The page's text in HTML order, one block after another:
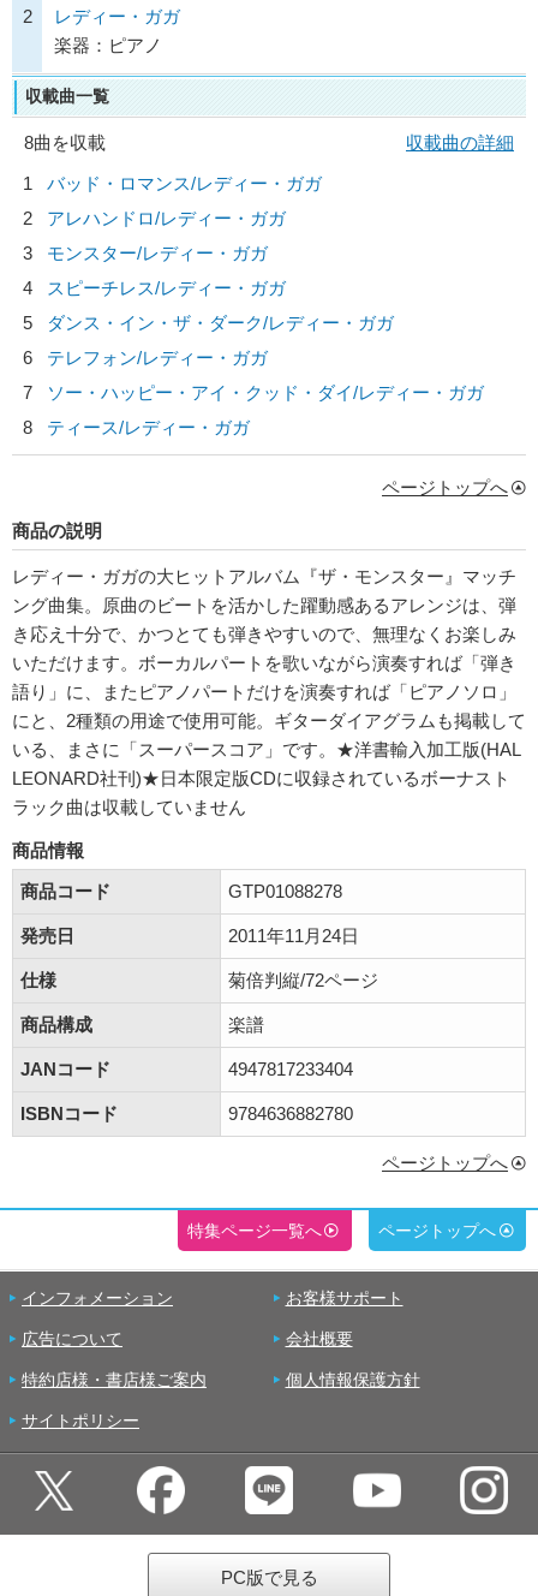
2
レディー・ガガ
楽器：ピアノ
収載曲一覧
8曲を収載
収載曲の詳細
1
バッド・ロマンス/レディー・ガガ
2
アレハンドロ/レディー・ガガ
3
モンスター/レディー・ガガ
4
スピーチレス/レディー・ガガ
5
ダンス・イン・ザ・ダーク/レディー・ガガ
6
テレフォン/レディー・ガガ
7
ソー・ハッピー・アイ・クッド・ダイ/レディー・ガガ
8
ティース/レディー・ガガ
ページトップへ
商品の説明
レディー・ガガの大ヒットアルバム『ザ・モンスター』マッチ
ング曲集。原曲のビートを活かした躍動感あるアレンジは、弾
き応え十分で、かつとても弾きやすいので、無理なくお楽しみ
いただけます。ボーカルパートを歌いながら演奏すれば「弾き
語り」に、またピアノパートだけを演奏すれば「ピアノソロ」
にと、2種類の用途で使用可能。ギターダイアグラムも掲載して
いる、まさに「スーパースコア」です。★洋書輸入加工版(HAL
LEONARD社刊)★日本限定版CDに収録されているボーナスト
ラック曲は収載していません
商品情報
商品コード
GTP01088278
発売日 2011年11月24日
仕様 菊倍判縦/72ページ
商品構成 楽譜
JANコード 4947817233404
ISBNコード 9784636882780
ページトップへ
特集ページ一覧へ ページトップへ
インフォメーション お客様サポート
広告について 会社概要
特約店様・書店様ご案内 個人情報保護方針
サイトポリシー
PC版で見る